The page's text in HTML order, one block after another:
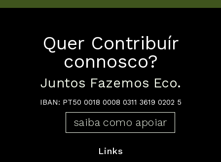
Quer Contribuír
connosco?
Juntos Fazemos Eco.
IBAN: PT50 0018 0008 0311 3619 0202 5
saiba como apoiar
Links